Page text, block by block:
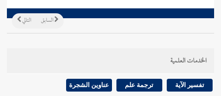
التالي السابق
الخدمات العلمية
تفسير الآية ترجمة علم عناوين الشجرة